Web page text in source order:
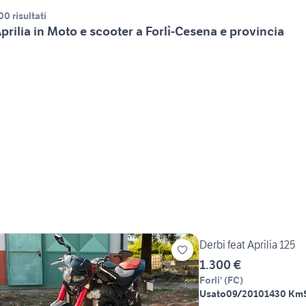
risultati
in Moto e scooter a Forlì-Cesena e provincia
Derbi feat Aprilia 125
1.300 €
Forli' (FC)
Usato09/20101430 Km